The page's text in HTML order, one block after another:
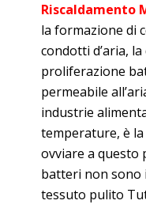
Riscaldamento
la formazione di
condotti d’aria,
proliferazione
permeabile
industrie
temperature, è
ovviare a questo
batteri non sono
tessuto pulito